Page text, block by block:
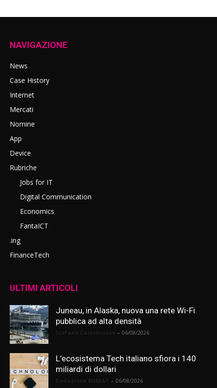
NAVIGAZIONE
News
Case History
Internet
Mercati
Nomine
App
Device
Rubriche
Jobs for IT
Digital Communication
Economics
FantaICT
.ing
FinanceTech
ULTIMI ARTICOLI
Juneau, in Alaska, nuova una rete Wi-Fi
pubblica ad alta densità
- 06/08/2026
L’ecosistema Tech italiano sfiora i 140
miliardi di dollari
- 06/08/2026